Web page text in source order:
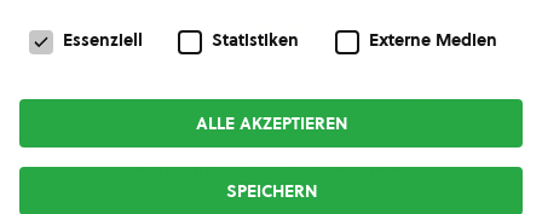
Copyright © 2026bio austria
Datenschutzeinstellungen
Essenziell Statistiken Externe Medien
ALLE AKZEPTIEREN
SPEICHERN